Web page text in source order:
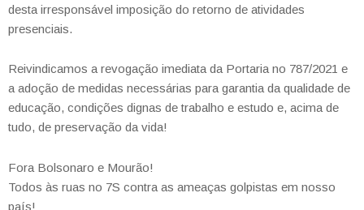
desta irresponsável imposição do retorno de atividades
presenciais.
Reivindicamos a revogação imediata da Portaria no 787/2021 e
a adoção de medidas necessárias para garantia da qualidade de
educação, condições dignas de trabalho e estudo e, acima de
tudo, de preservação da vida!
Fora Bolsonaro e Mourão!
Todos às ruas no 7S contra as ameaças golpistas em nosso
país!